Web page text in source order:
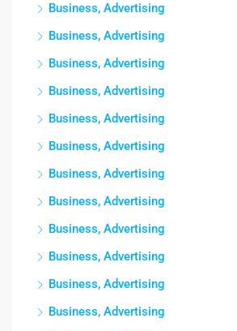
Business, Advertising
Business, Advertising
Business, Advertising
Business, Advertising
Business, Advertising
Business, Advertising
Business, Advertising
Business, Advertising
Business, Advertising
Business, Advertising
Business, Advertising
Business, Advertising